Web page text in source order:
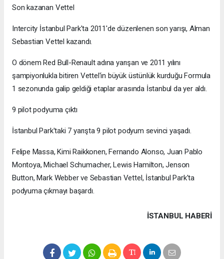
Son kazanan Vettel
Intercity İstanbul Park'ta 2011'de düzenlenen son yarışı, Alman
Sebastian Vettel kazandı.
O dönem Red Bull-Renault adına yarışan ve 2011 yılını
şampiyonlukla bitiren Vettel'in büyük üstünlük kurduğu Formula
1 sezonunda galip geldiği etaplar arasında İstanbul da yer aldı.
9 pilot podyuma çıktı
İstanbul Park'taki 7 yarışta 9 pilot podyum sevinci yaşadı.
Felipe Massa, Kimi Raikkonen, Fernando Alonso, Juan Pablo
Montoya, Michael Schumacher, Lewis Hamilton, Jenson
Button, Mark Webber ve Sebastian Vettel, İstanbul Park'ta
podyuma çıkmayı başardı.
İSTANBUL HABERİ